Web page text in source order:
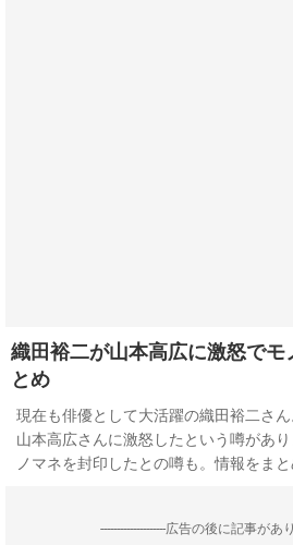
織田裕二が山本高広に激怒でモ
とめ
現在も俳優として大活躍の織田裕二さ
山本高広さんに激怒したという噂があ
ノマネを封印したとの噂も。情報をまと
--------------------広告の後に記事があ